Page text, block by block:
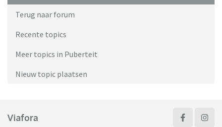
Terug naar forum
Recente topics
Meer topics in Puberteit
Nieuw topic plaatsen
Viafora